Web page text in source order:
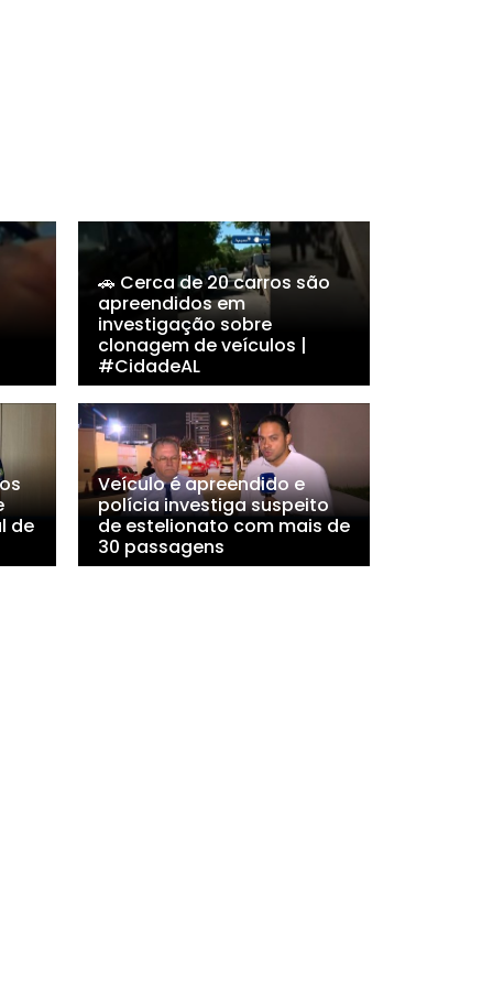
🚗 Cerca de 20 carros são
apreendidos em
investigação sobre
clonagem de veículos |
#CidadeAL
de
Veículo é apreendido e
polícia investiga suspeito
de estelionato com mais de
30 passagens